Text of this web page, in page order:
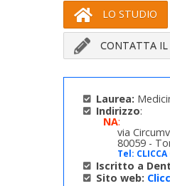
LO STUDIO
CONTATTA IL
Laurea:
Indirizzo:
NA:
via
80059 -
Tel: CLICCA
Iscritto a
Sito web: